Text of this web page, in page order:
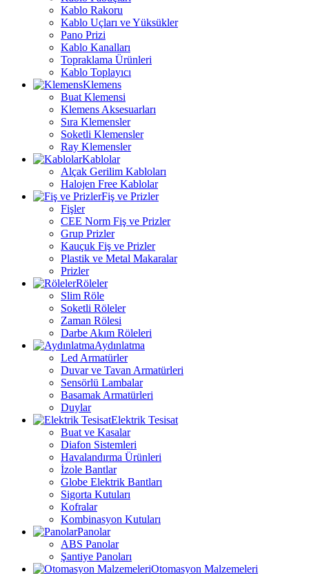
Kablo Rakoru
Kablo Uçları ve Yüksükler
Pano Prizi
Kablo Kanalları
Topraklama Ürünleri
Kablo Toplayıcı
Klemens
Buat Klemensi
Klemens Aksesuarları
Sıra Klemensler
Soketli Klemensler
Ray Klemensler
Kablolar
Alçak Gerilim Kabloları
Halojen Free Kablolar
Fiş ve Prizler
Fişler
CEE Norm Fiş ve Prizler
Grup Prizler
Kauçuk Fiş ve Prizler
Plastik ve Metal Makaralar
Prizler
Röleler
Slim Röle
Soketli Röleler
Zaman Rölesi
Darbe Akım Röleleri
Aydınlatma
Led Armatürler
Duvar ve Tavan Armatürleri
Sensörlü Lambalar
Basamak Armatürleri
Duylar
Elektrik Tesisat
Buat ve Kasalar
Diafon Sistemleri
Havalandırma Ürünleri
İzole Bantlar
Globe Elektrik Bantları
Sigorta Kutuları
Kofralar
Kombinasyon Kutuları
Panolar
ABS Panolar
Şantiye Panoları
Otomasyon Malzemeleri